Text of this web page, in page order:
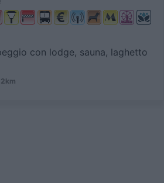
con lodge, sauna, laghetto